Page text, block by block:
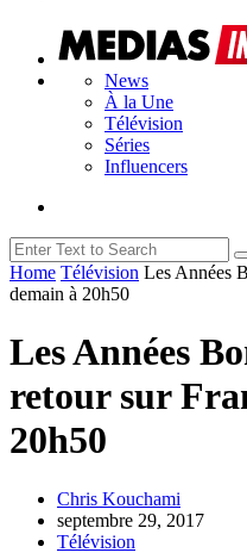
News
À la Une
Télévision
Séries
Influencers
Home Télévision Les Années
demain à 20h50
Les Années
retour sur
20h50
Chris Kouchami
septembre 29, 2017
Télévision